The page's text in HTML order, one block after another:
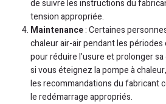
de suivre les instructions du
tension appropriée.
Maintenance: Certaines
chaleur air-air pendant les périodes
pour réduire l’usure et prolonger
si vous éteignez la pompe à
les recommandations du fabricant
le redémarrage appropriés.